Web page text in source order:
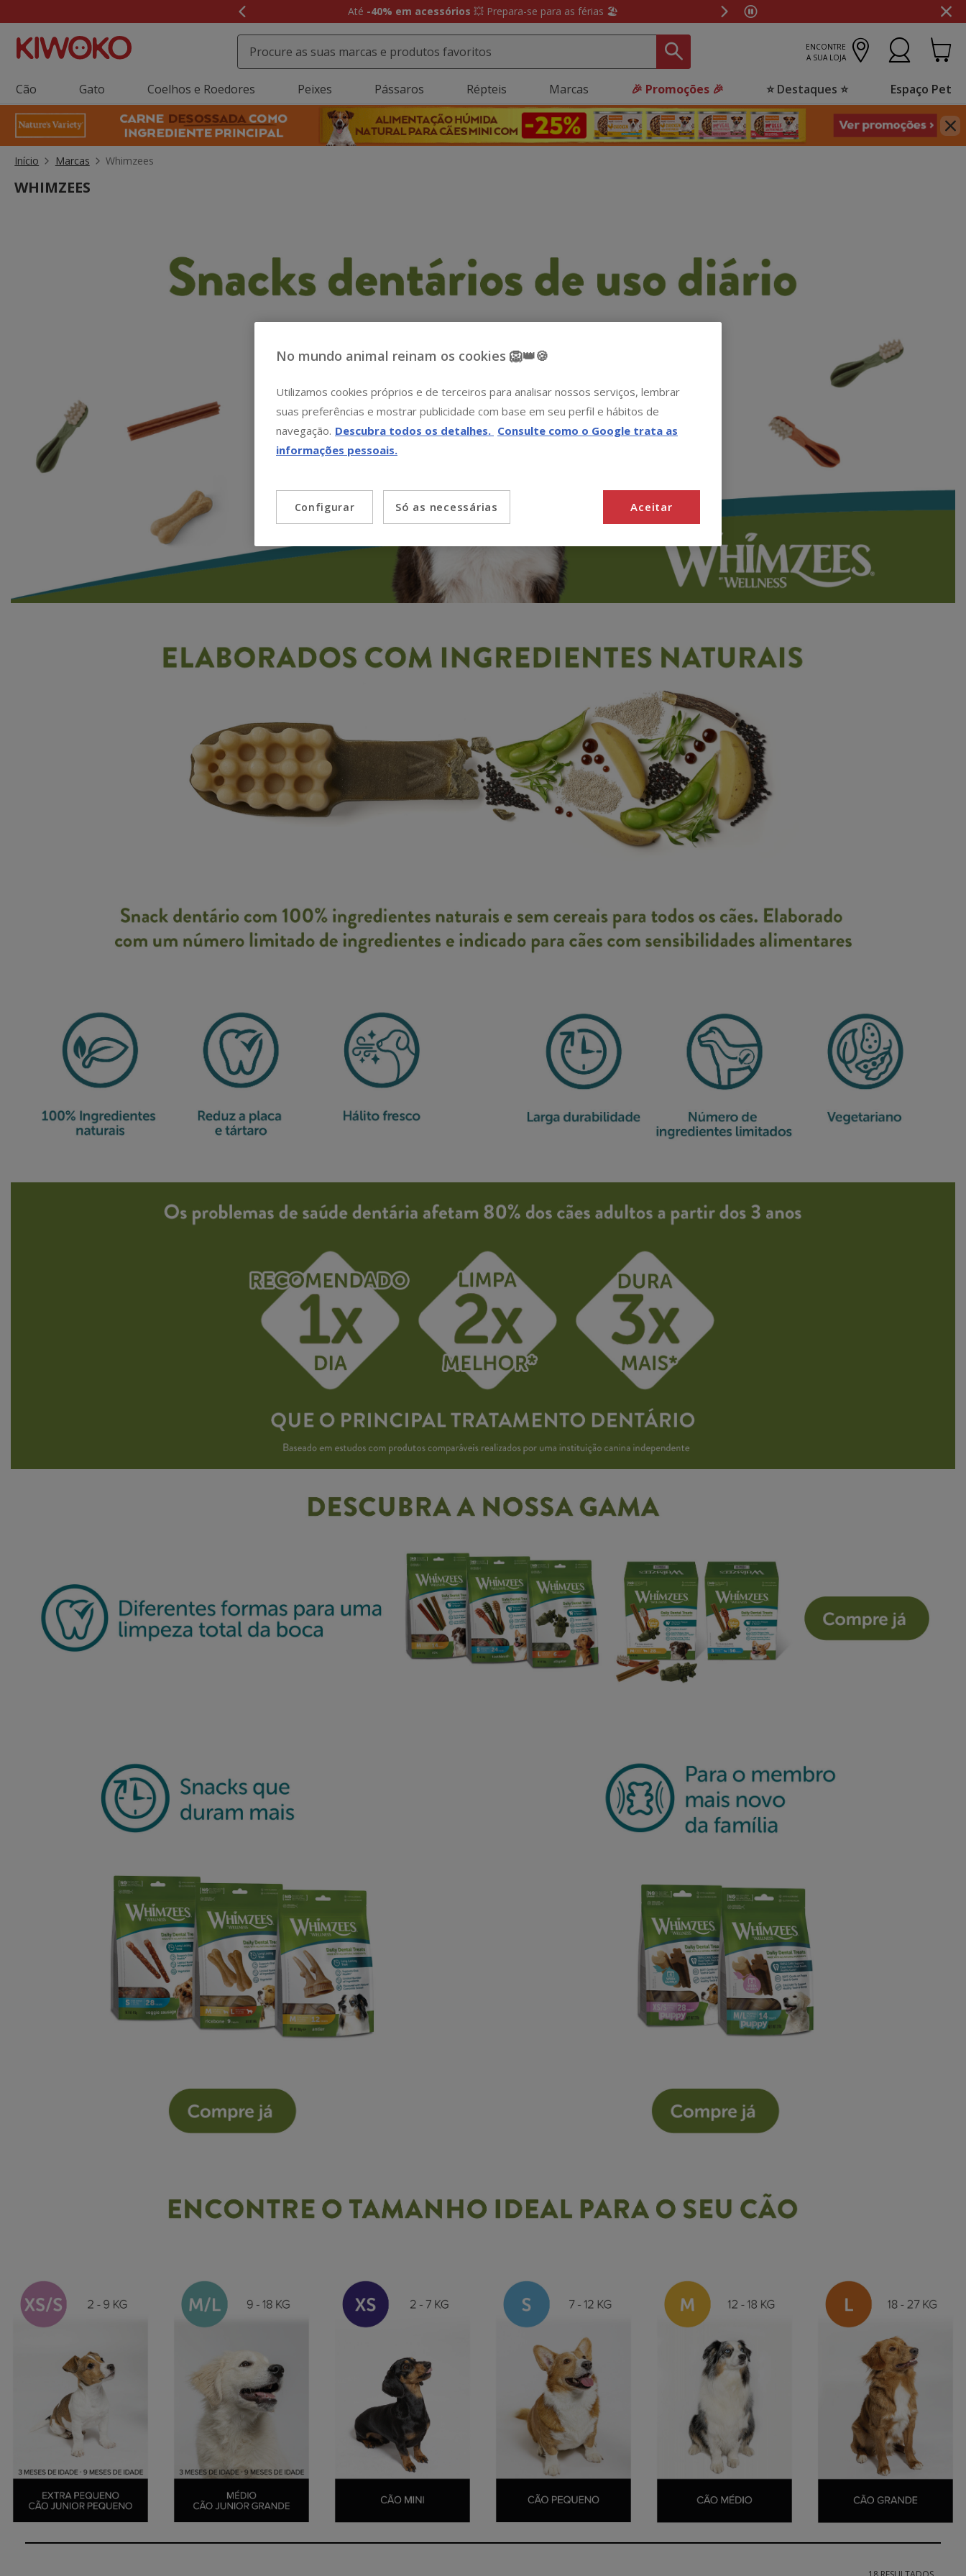
de
3,
mensagem,
Até -40% em acessórios 💥 Prepara-se para as férias 🏖️
ENCONTRE
A SUA LOJA
Cão Gato Coelhos e Roedores Peixes Pássaros Répteis Marcas 🎉 Promoções 🎉 ⭐ Destaques ⭐ Espaço Pet
Início Marcas Whimzees
WHIMZEES
No mundo animal reinam os cookies 🦁👑🍪
Utilizamos cookies próprios e de terceiros para analisar nossos serviços, lembrar
suas preferências e mostrar publicidade com base em seu perfil e hábitos de
navegação. Descubra todos os detalhes. Consulte como o Google trata as
informações pessoais.
Só as necessárias Aceitar
Configurar